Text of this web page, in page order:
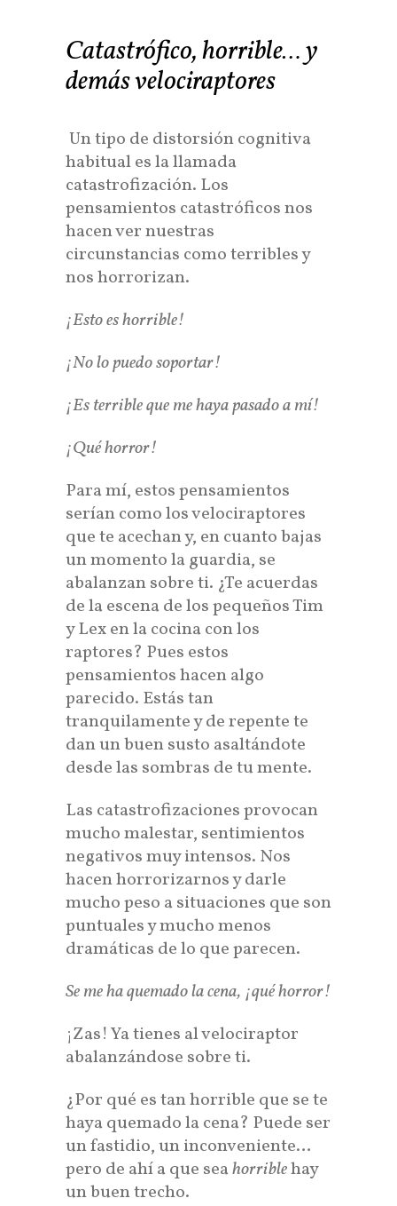
Catastrófico, horrible… y
demás velociraptores
Un tipo de distorsión cognitiva
habitual es la llamada
catastrofización. Los
pensamientos catastróficos nos
hacen ver nuestras
circunstancias como terribles y
nos horrorizan.
¡Esto es horrible!
¡No lo puedo soportar!
¡Es terrible que me haya pasado a mí!
¡Qué horror!
Para mí, estos pensamientos
serían como los velociraptores
que te acechan y, en cuanto bajas
un momento la guardia, se
abalanzan sobre ti. ¿Te acuerdas
de la escena de los pequeños Tim
y Lex en la cocina con los
raptores? Pues estos
pensamientos hacen algo
parecido. Estás tan
tranquilamente y de repente te
dan un buen susto asaltándote
desde las sombras de tu mente.
Las catastrofizaciones provocan
mucho malestar, sentimientos
negativos muy intensos. Nos
hacen horrorizarnos y darle
mucho peso a situaciones que son
puntuales y mucho menos
dramáticas de lo que parecen.
Se me ha quemado la cena, ¡qué horror!
¡Zas! Ya tienes al velociraptor
abalanzándose sobre ti.
¿Por qué es tan horrible que se te
haya quemado la cena? Puede ser
un fastidio, un inconveniente…
pero de ahí a que seahorriblehay
un buen trecho.